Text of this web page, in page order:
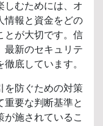
しむためには、オ
情報と資金をどの
とが大切です。信
最新のセキュリテ
底しています。
を防ぐための対策
重要な判断基準と
が施されているこ